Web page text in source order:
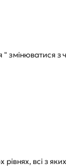
змінюватися з
рівнях, всі з